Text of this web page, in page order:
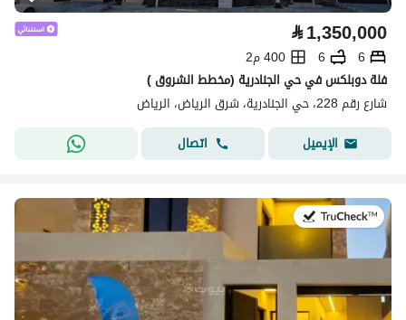
⃁1,350,000
6
6
400 م2
فلة دوبلكس في حي الجنادرية (مخطط الشروق )
شارع رقم 228، حي الجنادرية، شرق الرياض، الرياض
الإيميل
اتصال